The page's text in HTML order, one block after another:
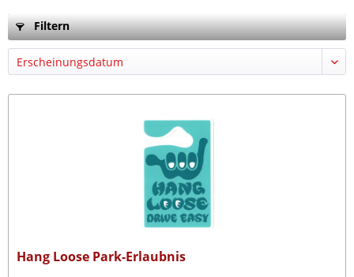
Filtern
Hang Loose Park-Erlaubnis